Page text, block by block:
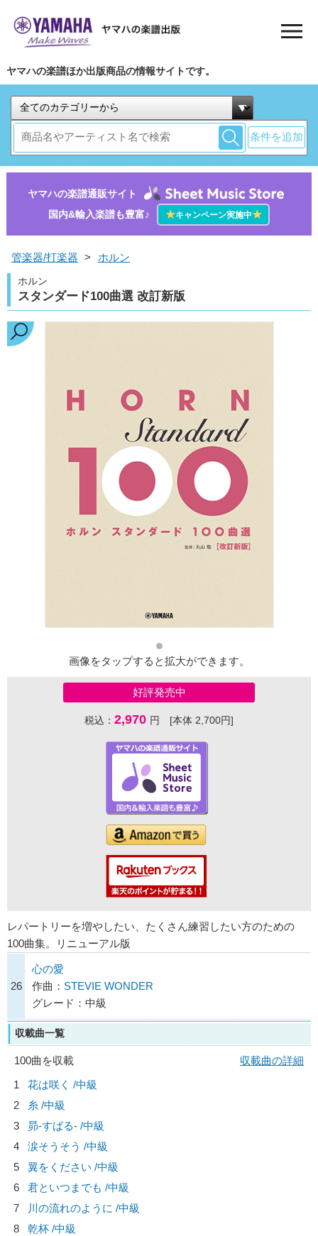
ヤマハの楽譜ほか出版商品の情報サイトです。
条件を追加
ヤマハの楽譜通販サイト
国内&輸入楽譜も豊富♪
★キャンペーン実施中★
管楽器/打楽器 > ホルン
ホルン
スタンダード100曲選 改訂新版
画像をタップすると拡大ができます。
好評発売中
税込： 2,970 円 [本体 2,700円]
レパートリーを増やしたい、たくさん練習したい方のための
100曲集。リニューアル版
26
心の愛
作曲： STEVIE WONDER
グレード：中級
収載曲一覧
100曲を収載
収載曲の詳細
1
花は咲く /中級
2
糸 /中級
3
昴-すばる- /中級
4
涙そうそう /中級
5
翼をください /中級
6
君といつまでも /中級
7
川の流れのように /中級
8
乾杯 /中級